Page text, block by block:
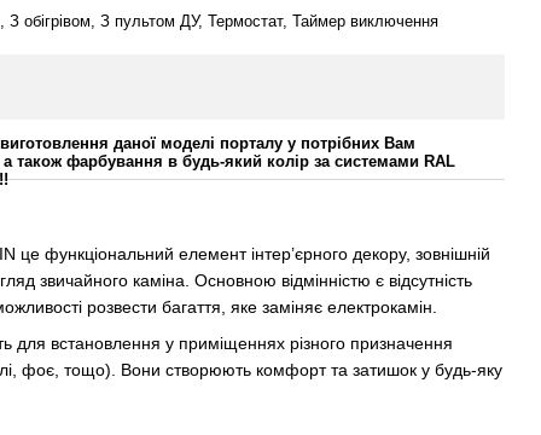
З обігрівом, З пультом ДУ, Термостат, Таймер виключення
даної моделі порталу у потрібних Вам
а також фарбування в будь-який колір за системами RAL
це функціональний елемент інтер’єрного декору, зовнішній
звичайного каміна. Основною відмінністю є відсутність
розвести багаття, яке заміняє електрокамін.
для встановлення у приміщеннях різного призначення
фоє, тощо). Вони створюють комфорт та затишок у будь-яку